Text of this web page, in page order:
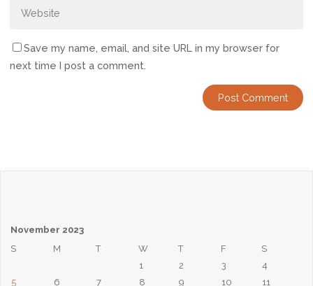
Save my name, email, and site URL in my browser for
next time I post a comment.
November 2023
S
M T W T F
S
1
2 3
4
5
6 7 8 9 10
11